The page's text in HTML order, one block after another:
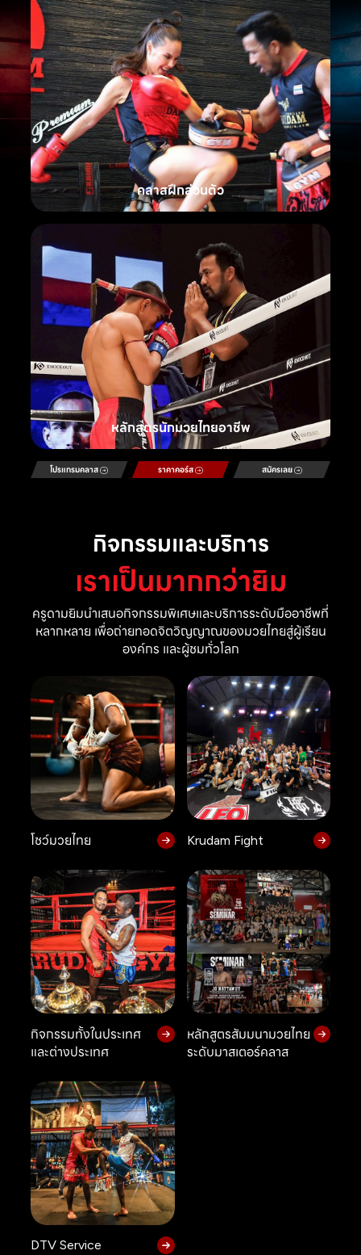
คลาสฝึกส่วนตัว
หลักสูตรนักมวยไทยอาชีพ
โปรแกรมคลาส ราคาคอร์ส สมัครเลย
กิจกรรมและบริการ
เราเป็นมากกว่ายิม
ครูดามยิมนำเสนอกิจกรรมพิเศษและบริการระดับมืออาชีพที่
หลากหลาย เพื่อถ่ายทอดจิตวิญญาณของมวยไทยสู่ผู้เรียน
องค์กร และผู้ชมทั่วโลก
โชว์มวยไทย Krudam Fight
กิจกรรมทั้งในประเทศ
และต่างประเทศ
หลักสูตรสัมมนามวยไทย
ระดับมาสเตอร์คลาส
DTV Service